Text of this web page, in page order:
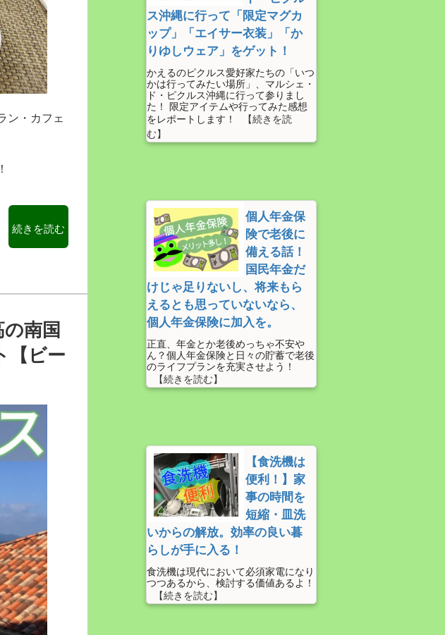
【琴
平
グ
ラ
ン
ド
ホ
島
【う
ど
ン・カフェ
“【沖
セ
テ
ラ
な
旅
「海
を
ら
美
味
し
く
食
事」
続きを読む
南国
【ビー
ス沖縄に行って「限定マグカ
ップ」「エイサー衣装」「か
りゆしウェア」をゲット！
かえるのピクルス愛好家たちの「いつ
かは行ってみたい場所」、マルシェ・
ド・ピクルス沖縄に行って参りまし
た！ 限定アイテムや行ってみた感想
をレポートします！
個人年金保
険で老後に
備える話！
国民年金だ
けじゃ足りないし、将来もら
えるとも思っていないなら、
個人年金保険に加入を。
正直、年金とか老後めっちゃ不安や
ん？個人年金保険と日々の貯蓄で老後
のライフプランを充実させよう！
【食洗機は
便利！】家
事の時間を
短縮・皿洗
いからの解放。効率の良い暮
らしが手に入る！
食洗機は現代において必須家電になり
つつあるから、検討する価値あるよ！